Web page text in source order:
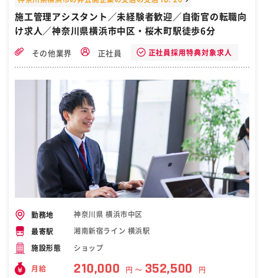
施工管理アシスタント／未経験者歓迎／自衛官の転職向
け求人／神奈川県横浜市中区・桜木町駅徒歩6分
その他業界 正社員 正社員採用特典対象求人
勤務地 神奈川県 横浜市中区
最寄駅 湘南新宿ライン 横浜駅
施設形態 ショップ
月給 210,000 円 〜 352,500 円